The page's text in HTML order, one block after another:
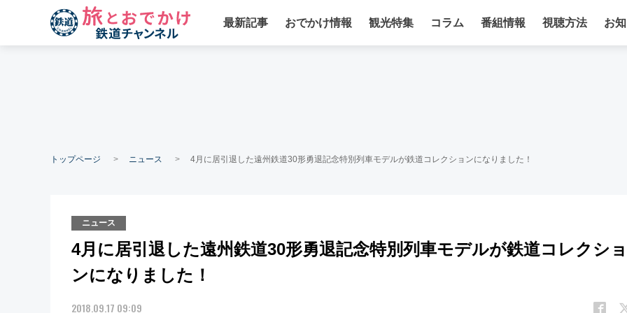
最新記事 おでかけ情報 観光特集 コラム 番組情報 視聴方法 お
トップページ ニュース 4月に居引退した遠州鉄道30形勇退記念特別列車モデルが鉄道コレクションになりました！
ニュース
4月に居引退した遠州鉄道30形勇退記念特別列車モデルが鉄道コレクショ
ンになりました！
2018.09.17 09:09